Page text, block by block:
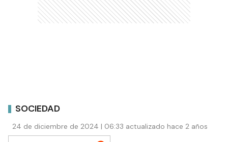
SOCIEDAD
24 de diciembre de 2024 | 06:33 actualizado hace 2 años